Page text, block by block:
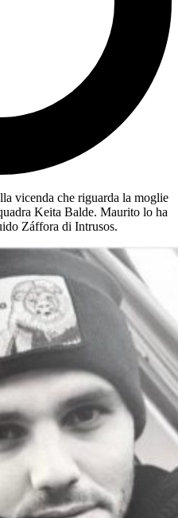
vicenda che riguarda la moglie
Keita Balde. Maurito lo ha
Záffora di Intrusos.